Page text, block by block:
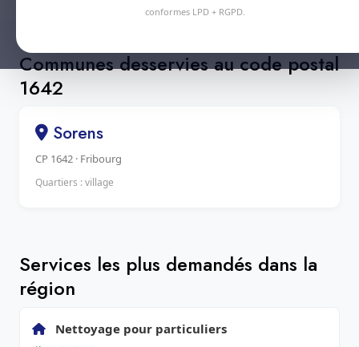
Communes desservies au code postal
1642
Sorens
CP 1642 · Fribourg
Quartiers : village
Services les plus demandés dans la
région
Nettoyage pour particuliers
conformes LPD + RGPD.